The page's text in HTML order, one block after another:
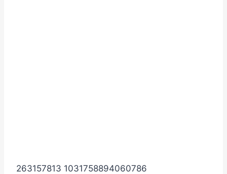
263157813 1031758894060786